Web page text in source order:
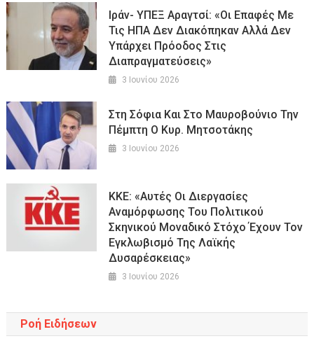
Ιράν- ΥΠΕΞ Αραγτσί: «Οι Επαφές Με
Τις ΗΠΑ Δεν Διακόπηκαν Αλλά Δεν
Υπάρχει Πρόοδος Στις
Διαπραγματεύσεις»
3 Ιουνίου 2026
Στη Σόφια Και Στο Μαυροβούνιο Την
Πέμπτη Ο Κυρ. Μητσοτάκης
3 Ιουνίου 2026
ΚΚΕ: «Αυτές Oι Διεργασίες
Αναμόρφωσης Του Πολιτικού
Σκηνικού Μοναδικό Στόχο Έχουν Τον
Εγκλωβισμό Της Λαϊκής
Δυσαρέσκειας»
3 Ιουνίου 2026
Ροή Ειδήσεων